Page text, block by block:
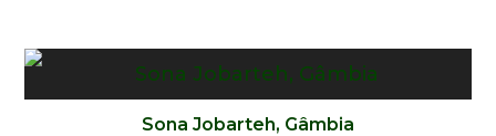
Sona Jobarteh, Gâmbia